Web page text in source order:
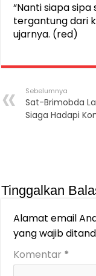
“Nanti siapa sipa
tergantung dari
ujarnya. (red)
Sebelumnya
Sat-Brimobda
Siaga Hadapi
Tinggalkan
Alamat email
yang wajib
Komentar *